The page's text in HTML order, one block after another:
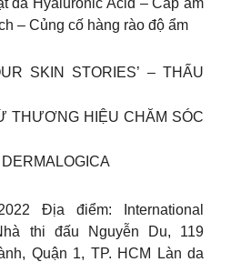
– Củng cố hàng rào độ ẩm
SKIN STORIES’ – THẤU
THƯƠNG HIỆU CHĂM SÓC
Địa điểm: International
thi đấu Nguyễn Du, 119
Quận 1, TP. HCM Làn da